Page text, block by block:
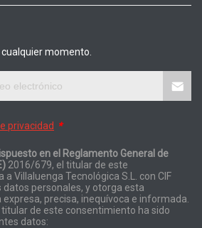
momento.
privacidad *
en el Reglamento General de
2016/679, el titular de este
Villaluenga Tecnológica S.L. con CIF
datos personales, y otorga esta
precisa, inequívoca e informada.
de este consentimiento ha sido
datos: